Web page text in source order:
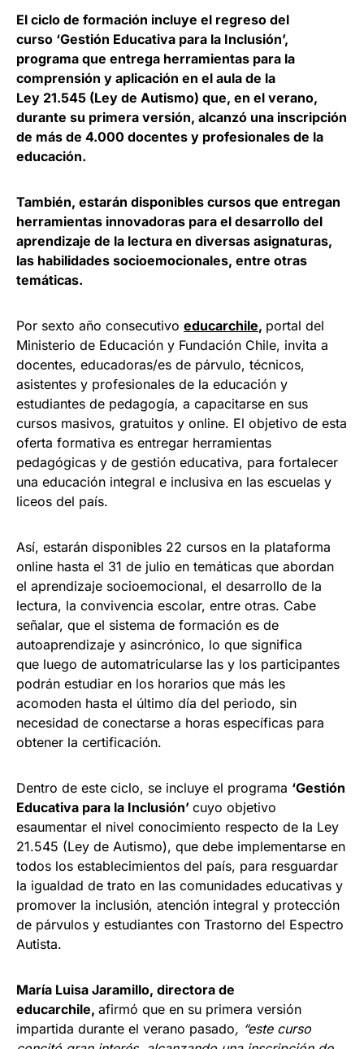
El ciclo de formación incluye el regreso del
curso ‘Gestión Educativa para la Inclusión’,
programa que entrega herramientas para la
comprensión y aplicación en el aula de la
Ley 21.545 (Ley de Autismo) que, en el verano,
durante su primera versión, alcanzó una inscripción
de más de 4.000 docentes y profesionales de la
educación.
También, estarán disponibles cursos que entregan
herramientas innovadoras para el desarrollo del
aprendizaje de la lectura en diversas asignaturas,
las habilidades socioemocionales, entre otras
temáticas.
Por sexto año consecutivo educarchile, portal del
Ministerio de Educación y Fundación Chile, invita a
docentes, educadoras/es de párvulo, técnicos,
asistentes y profesionales de la educación y
estudiantes de pedagogía, a capacitarse en sus
cursos masivos, gratuitos y online. El objetivo de esta
oferta formativa es entregar herramientas
pedagógicas y de gestión educativa, para fortalecer
una educación integral e inclusiva en las escuelas y
liceos del país.
Así, estarán disponibles 22 cursos en la plataforma
online hasta el 31 de julio en temáticas que abordan
el aprendizaje socioemocional, el desarrollo de la
lectura, la convivencia escolar, entre otras. Cabe
señalar, que el sistema de formación es de
autoaprendizaje y asincrónico, lo que significa
que luego de automatricularse las y los participantes
podrán estudiar en los horarios que más les
acomoden hasta el último día del periodo, sin
necesidad de conectarse a horas específicas para
obtener la certificación.
Dentro de este ciclo, se incluye el programa ‘Gestión
Educativa para la Inclusión’ cuyo objetivo
esaumentar el nivel conocimiento respecto de la Ley
21.545 (Ley de Autismo), que debe implementarse en
todos los establecimientos del país, para resguardar
la igualdad de trato en las comunidades educativas y
promover la inclusión, atención integral y protección
de párvulos y estudiantes con Trastorno del Espectro
Autista.
María Luisa Jaramillo, directora de
educarchile, afirmó que en su primera versión
impartida durante el verano pasado, “este curso